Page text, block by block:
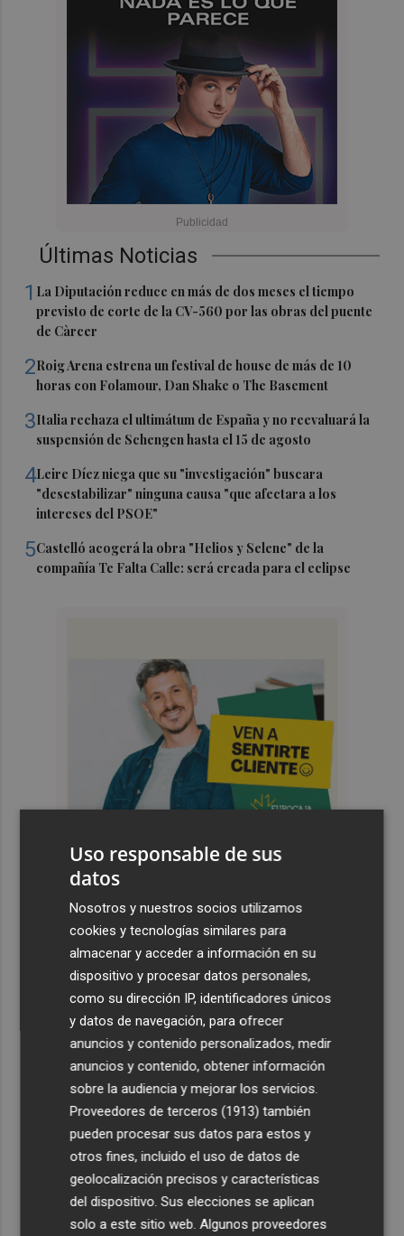
Últimas Noticias
1 La Diputación reduce en más de dos meses el tiempo
previsto de corte de la CV-560 por las obras del puente
de Càrcer
2Roig Arena estrena un festival de house de más de 10
horas con Folamour, Dan Shake o The Basement
3Italia rechaza el ultimátum de España y no reevaluará la
suspensión de Schengen hasta el 15 de agosto
4Leire Díez niega que su "investigación" buscara
"desestabilizar" ninguna causa "que afectara a los
intereses del PSOE"
5Castelló acogerá la obra "Helios y Selene" de la
compañía Te Falta Calle: será creada para el eclipse
Uso responsable de sus
datos
Nosotros y nuestros socios utilizamos
cookies y tecnologías similares para
almacenar y acceder a información en su
dispositivo y procesar datos personales,
como su dirección IP, identificadores únicos
y datos de navegación, para ofrecer
anuncios y contenido personalizados, medir
anuncios y contenido, obtener información
sobre la audiencia y mejorar los servicios.
Proveedores de terceros (1913) también
pueden procesar sus datos para estos y
otros fines, incluido el uso de datos de
geolocalización precisos y características
del dispositivo. Sus elecciones se aplican
solo a este sitio web. Algunos proveedores